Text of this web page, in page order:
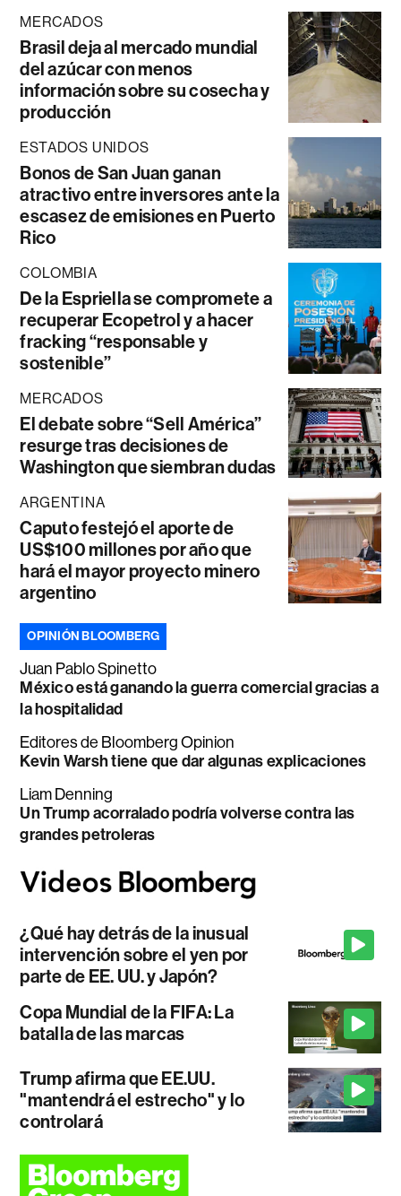
MERCADOS
Brasil deja al mercado mundial
del azúcar con menos
información sobre su cosecha y
producción
ESTADOS UNIDOS
Bonos de San Juan ganan
atractivo entre inversores ante la
escasez de emisiones en Puerto
Rico
COLOMBIA
De la Espriella se compromete a
recuperar Ecopetrol y a hacer
fracking “responsable y
sostenible”
MERCADOS
El debate sobre “Sell América”
resurge tras decisiones de
Washington que siembran dudas
ARGENTINA
Caputo festejó el aporte de
US$100 millones por año que
hará el mayor proyecto minero
argentino
OPINIÓN BLOOMBERG
Juan Pablo Spinetto
México está ganando la guerra comercial gracias a
la hospitalidad
Editores de Bloomberg Opinion
Kevin Warsh tiene que dar algunas explicaciones
Liam Denning
Un Trump acorralado podría volverse contra las
grandes petroleras
¿Qué hay detrás de la inusual
intervención sobre el yen por
parte de EE. UU. y Japón?
Copa Mundial de la FIFA: La
batalla de las marcas
Trump afirma que EE.UU.
"mantendrá el estrecho" y lo
controlará